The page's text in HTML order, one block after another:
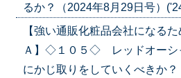
るか？（2024年8月29日号）
【強い通販化粧品会社になる
Ａ】◇１０５◇ レッドオーシ
にかじ取りをしていくべきか？